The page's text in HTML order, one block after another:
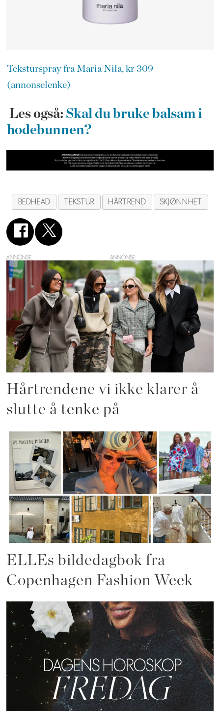
Teksturspray fra Maria Nila, kr 309
(annonselenke)
Les også: Skal du bruke balsam i
hodebunnen?
BEDHEAD TEKSTUR HÅRTREND SKJØNNHET
ANNONSE
Hårtrendene vi ikke klarer å
slutte å tenke på
ELLEs bildedagbok fra
Copenhagen Fashion Week